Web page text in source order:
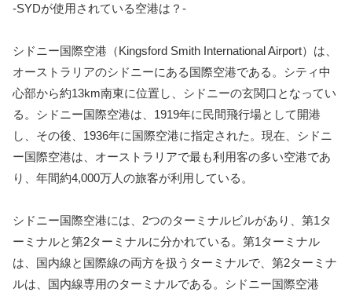
-SYDが使用されている空港は？-
シドニー国際空港（Kingsford Smith International Airport）は、
オーストラリアのシドニーにある国際空港である。シティ中
心部から約13km南東に位置し、シドニーの玄関口となってい
る。シドニー国際空港は、1919年に民間飛行場として開港
し、その後、1936年に国際空港に指定された。現在、シドニ
ー国際空港は、オーストラリアで最も利用客の多い空港であ
り、年間約4,000万人の旅客が利用している。
シドニー国際空港には、2つのターミナルビルがあり、第1タ
ーミナルと第2ターミナルに分かれている。第1ターミナル
は、国内線と国際線の両方を扱うターミナルで、第2ターミナ
ルは、国内線専用のターミナルである。シドニー国際空港